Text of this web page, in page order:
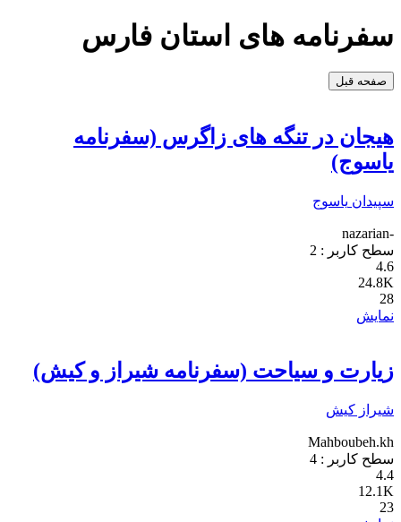
سفرنامه های استان فارس
صفحه قبل
هیجان در تنگه های زاگرس (سفرنامه
یاسوج)
سپیدان یاسوج
-nazarian
سطح کاربر : 2
4.6
24.8K
28
نمایش
زیارت و سیاحت (سفرنامه شیراز و کیش)
شیراز کیش
Mahboubeh.kh
سطح کاربر : 4
4.4
12.1K
23